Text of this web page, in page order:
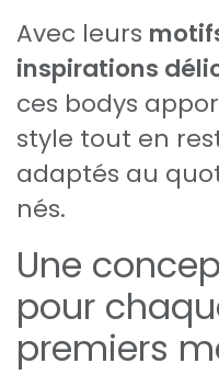
Avec leurs
inspirations
ces bodys
style tout en
adaptés au
nés.
Une
pour
premiers